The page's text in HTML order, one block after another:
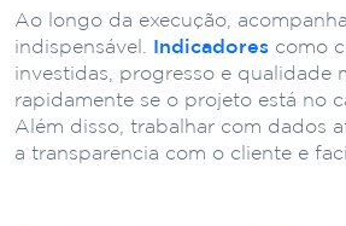
Ao longo da execução,
indispensável.
Indicadores como
investidas, progresso e qualidade
rapidamente se o projeto está no
Além disso, trabalhar com dados
a transparência com o cliente e